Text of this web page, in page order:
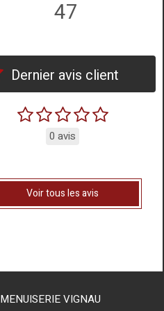
47
Dernier avis client
0 avis
Voir tous les avis
MENUISERIE VIGNAU